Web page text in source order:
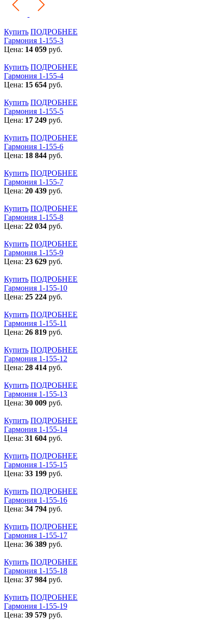
Купить ПОДРОБНЕЕ
Гармония 1-155-3
Цена: 14 059 руб.
Купить ПОДРОБНЕЕ
Гармония 1-155-4
Цена: 15 654 руб.
Купить ПОДРОБНЕЕ
Гармония 1-155-5
Цена: 17 249 руб.
Купить ПОДРОБНЕЕ
Гармония 1-155-6
Цена: 18 844 руб.
Купить ПОДРОБНЕЕ
Гармония 1-155-7
Цена: 20 439 руб.
Купить ПОДРОБНЕЕ
Гармония 1-155-8
Цена: 22 034 руб.
Купить ПОДРОБНЕЕ
Гармония 1-155-9
Цена: 23 629 руб.
Купить ПОДРОБНЕЕ
Гармония 1-155-10
Цена: 25 224 руб.
Купить ПОДРОБНЕЕ
Гармония 1-155-11
Цена: 26 819 руб.
Купить ПОДРОБНЕЕ
Гармония 1-155-12
Цена: 28 414 руб.
Купить ПОДРОБНЕЕ
Гармония 1-155-13
Цена: 30 009 руб.
Купить ПОДРОБНЕЕ
Гармония 1-155-14
Цена: 31 604 руб.
Купить ПОДРОБНЕЕ
Гармония 1-155-15
Цена: 33 199 руб.
Купить ПОДРОБНЕЕ
Гармония 1-155-16
Цена: 34 794 руб.
Купить ПОДРОБНЕЕ
Гармония 1-155-17
Цена: 36 389 руб.
Купить ПОДРОБНЕЕ
Гармония 1-155-18
Цена: 37 984 руб.
Купить ПОДРОБНЕЕ
Гармония 1-155-19
Цена: 39 579 руб.